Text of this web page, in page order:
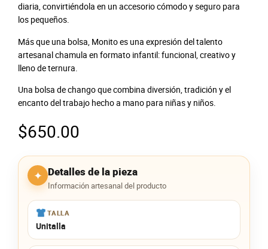
diaria, convirtiéndola en un accesorio cómodo y seguro para
los pequeños.
Más que una bolsa, Monito es una expresión del talento
artesanal chamula en formato infantil: funcional, creativo y
lleno de ternura.
Una bolsa de chango que combina diversión, tradición y el
encanto del trabajo hecho a mano para niñas y niños.
$650.00
✦ Detalles de la pieza
Información artesanal del producto
TALLA
Unitalla